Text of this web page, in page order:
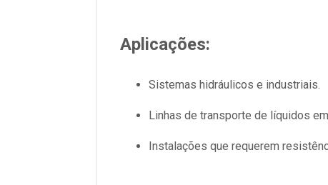
Aplicações:
Sistemas hidráulicos e industriais.
Linhas de transporte de líquidos
Instalações que requerem